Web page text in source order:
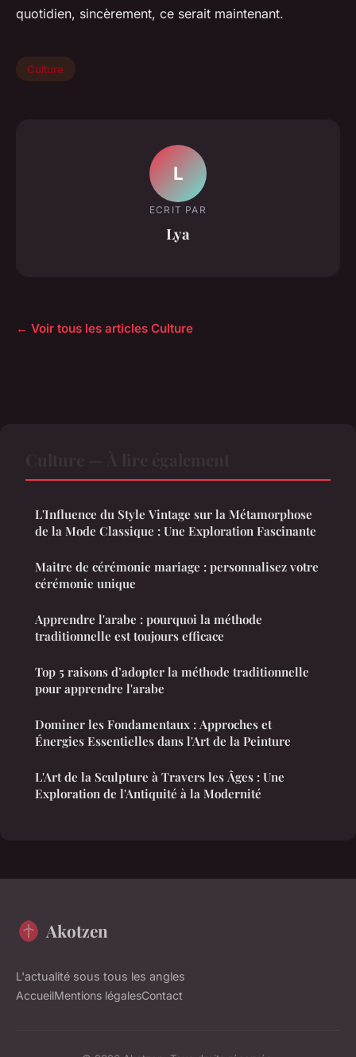
quotidien, sincèrement, ce serait maintenant.
Culture
L
ECRIT PAR
Lya
← Voir tous les articles Culture
L'Influence du Style Vintage sur la Métamorphose
de la Mode Classique : Une Exploration Fascinante
Maitre de cérémonie mariage : personnalisez votre
cérémonie unique
Apprendre l'arabe : pourquoi la méthode
traditionnelle est toujours efficace
Top 5 raisons d’adopter la méthode traditionnelle
pour apprendre l'arabe
Dominer les Fondamentaux : Approches et
Énergies Essentielles dans l'Art de la Peinture
L'Art de la Sculpture à Travers les Âges : Une
Exploration de l'Antiquité à la Modernité
Akotzen
L'actualité sous tous les angles
AccueilMentions légalesContact